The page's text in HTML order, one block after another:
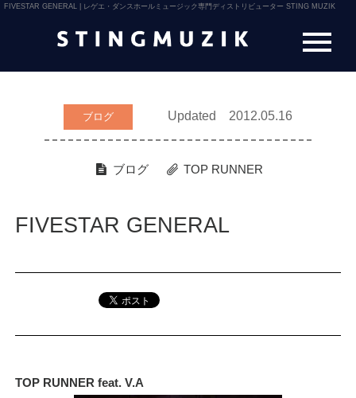
FIVESTAR GENERAL | レゲエ・ダンスホールミュージック専門ディストリビューター STING MUZIK
ブログ Updated 2012.05.16
ブログ TOP RUNNER
FIVESTAR GENERAL
TOP RUNNER feat. V.A